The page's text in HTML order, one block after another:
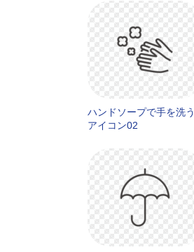
ハンドソープで手を洗う
アイコン02